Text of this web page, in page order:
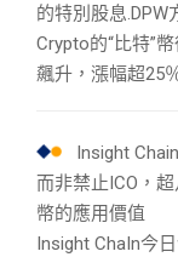
的特別股息
Crypto的“比特”
飆升，漲幅超25
Insight
而非禁止ICO，
幣的應用價值
Insight ChaIn今